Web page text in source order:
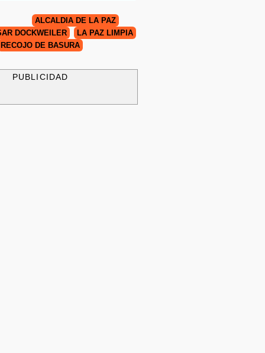
ALCALDÍA DE LA PAZ
DOCKWEILER
LA PAZ LIMPIA
RECOJO DE BASURA
PUBLICIDAD